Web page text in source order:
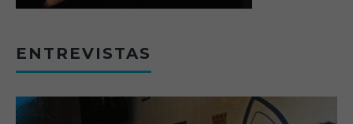
ENTREVISTAS